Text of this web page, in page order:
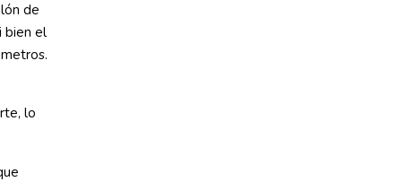
de
bien el
lo